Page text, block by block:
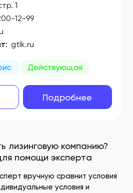
лизинговую компанию?
помощи эксперта
вручную сравнит условия
условия и
1
12-99
gtlk.ru
Действующая
Подробнее